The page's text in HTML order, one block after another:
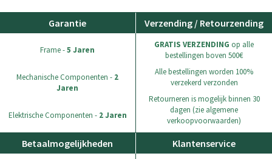
Garantie
Frame -5 Jaren
Mechanische Componenten - 2
Jaren
Elektrische Componenten - 2 Jaren
Verzending / Retourzending
GRATIS VERZENDING op alle
bestellingen boven 500€
Alle bestellingen worden 100%
verzekerd verzonden
Retourneren is mogelijk binnen 30
dagen (zie algemene
verkoopvoorwaarden)
Betaalmogelijkheden Klantenservice